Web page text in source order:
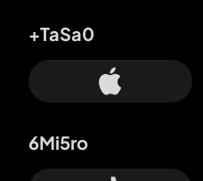
+TaSa0
6Mi5ro